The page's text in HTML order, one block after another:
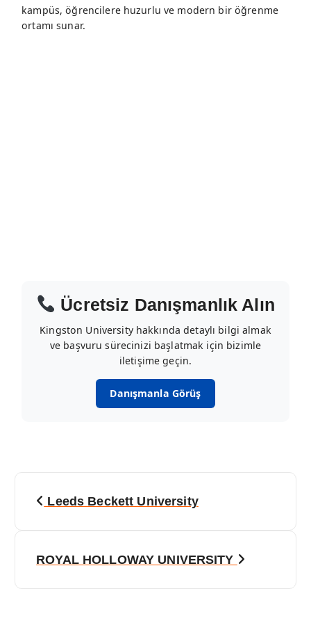
kampüs, öğrencilere huzurlu ve modern bir öğrenme
ortamı sunar.
Ücretsiz Danışmanlık Alın
Kingston University hakkında detaylı bilgi almak
ve başvuru sürecinizi başlatmak için bizimle
iletişime geçin.
Danışmanla Görüş
Leeds Beckett University
ROYAL HOLLOWAY UNIVERSITY